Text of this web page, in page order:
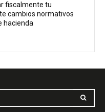
fiscalmente tu
cambios normativos
hacienda